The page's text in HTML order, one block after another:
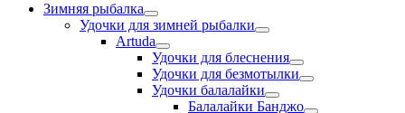
Зимняя рыбалка
Удочки для зимней рыбалки
Artuda
Удочки для блеснения
Удочки для безмотылки
Удочки балалайки
Балалайки Банджо